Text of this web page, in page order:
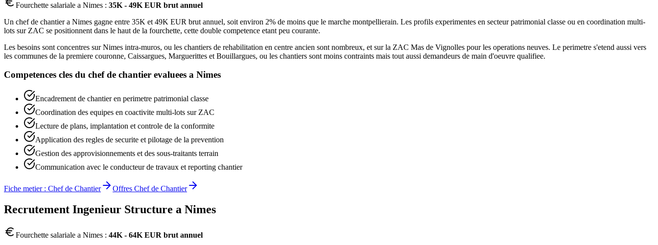
Fourchette salariale a Nimes : 35K - 49K EUR brut annuel
Un chef de chantier a Nimes gagne entre 35K et 49K EUR brut annuel, soit environ 2% de moins que le marche montpellierain. Les profils experimentes en secteur patrimonial classe ou en coordination multi-
lots sur ZAC se positionnent dans le haut de la fourchette, cette double competence etant peu courante.
Les besoins sont concentres sur Nimes intra-muros, ou les chantiers de rehabilitation en centre ancien sont nombreux, et sur la ZAC Mas de Vignolles pour les operations neuves. Le perimetre s'etend aussi vers
les communes de la premiere couronne, Caissargues, Marguerittes et Bouillargues, ou les chantiers sont moins contraints mais tout aussi demandeurs de main d'oeuvre qualifiee.
Competences cles du chef de chantier evaluees a Nimes
Encadrement de chantier en perimetre patrimonial classe
Coordination des equipes en coactivite multi-lots sur ZAC
Lecture de plans, implantation et controle de la conformite
Application des regles de securite et pilotage de la prevention
Gestion des approvisionnements et des sous-traitants terrain
Communication avec le conducteur de travaux et reporting chantier
Fiche metier : Chef de Chantier Offres Chef de Chantier
Recrutement Ingenieur Structure a Nimes
Fourchette salariale a Nimes : 44K - 64K EUR brut annuel